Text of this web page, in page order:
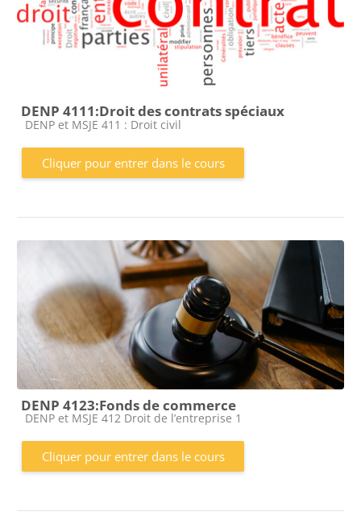
DENP 4111:Droit des contrats spéciaux
Catégorie de cours
DENP et MSJE 411 : Droit civil
Cliquer pour entrer dans le cours
DENP 4123:Fonds de commerce
Catégorie de cours
DENP et MSJE 412 Droit de l’entreprise 1
Cliquer pour entrer dans le cours